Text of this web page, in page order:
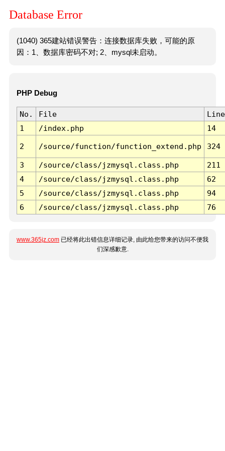
Database Error
(1040) 365建站错误警告：连接数据库失败，可能的原
因：1、数据库密码不对; 2、mysql未启动。
PHP Debug
No. File
Line
1
/index.php 14
2 /source/function/function_extend.php 324
3 /source/class/jzmysql.class.php
211
4
/source/class/jzmysql.class.php
62
5
/source/class/jzmysql.class.php
94
6
/source/class/jzmysql.class.php 76
www.365jz.com 已经将此出错信息详细记录, 由此给您带来的访问不便我
们深感歉意.